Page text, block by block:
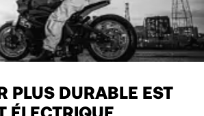
PLUS DURABLE EST